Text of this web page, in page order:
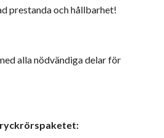
prestanda och hållbarhet!
alla nödvändiga delar för